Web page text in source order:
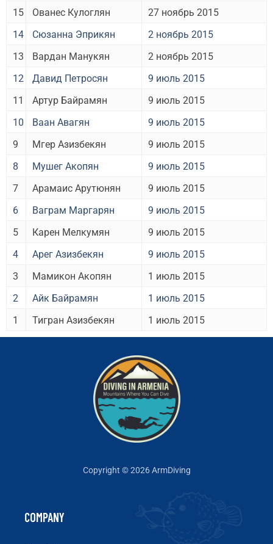
15
Ованес Кулоглян
27 ноябрь 2015
14
Сюзанна Эприкян
2 ноябрь 2015
13
Вардан Манукян
2 ноябрь 2015
12
Давид Петросян
9 июль 2015
11
Артур Байрамян
9 июль 2015
10
Ваан Авагян
9 июль 2015
9
Мгер Азизбекян
9 июль 2015
8
Мушег Акопян
9 июль 2015
7
Арамаис Арутюнян
9 июль 2015
6
Ваграм Маргарян
9 июль 2015
5
Карен Мелкумян
9 июль 2015
4
Арег Азизбекян
9 июль 2015
3
Мамикон Акопян
1 июль 2015
2
Айк Байрамян
1 июль 2015
1
Тигран Азизбекян 1 июль 2015
Copyright © 2026 ArmDiving
COMPANY